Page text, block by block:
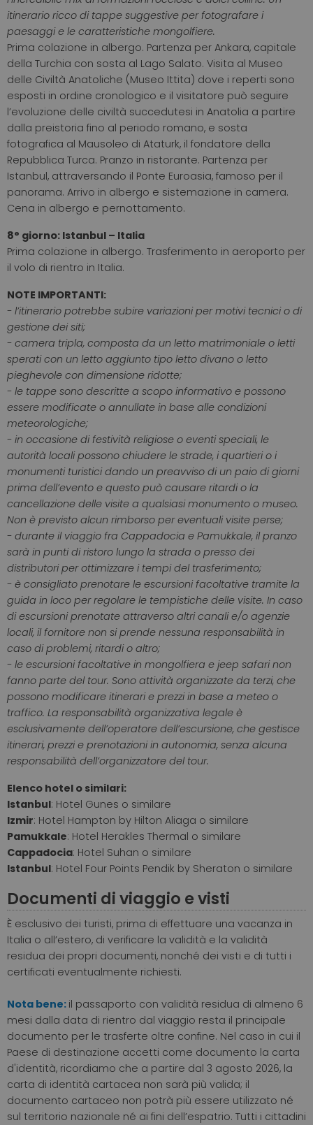
itinerario ricco di tappe suggestive per fotografare i
paesaggi e le caratteristiche mongolfiere.
Prima colazione in albergo. Partenza per Ankara, capitale
della Turchia con sosta al Lago Salato. Visita al Museo
delle Civiltà Anatoliche (Museo Ittita) dove i reperti sono
esposti in ordine cronologico e il visitatore può seguire
l’evoluzione delle civiltà succedutesi in Anatolia a partire
dalla preistoria fino al periodo romano, e sosta
fotografica al Mausoleo di Ataturk, il fondatore della
Repubblica Turca. Pranzo in ristorante. Partenza per
Istanbul, attraversando il Ponte Euroasia, famoso per il
panorama. Arrivo in albergo e sistemazione in camera.
Cena in albergo e pernottamento.
8° giorno: Istanbul – Italia
Prima colazione in albergo. Trasferimento in aeroporto per
il volo di rientro in Italia.
NOTE IMPORTANTI:
- l’itinerario potrebbe subire variazioni per motivi tecnici o di
gestione dei siti;
- camera tripla, composta da un letto matrimoniale o letti
sperati con un letto aggiunto tipo letto divano o letto
pieghevole con dimensione ridotte;
- le tappe sono descritte a scopo informativo e possono
essere modificate o annullate in base alle condizioni
meteorologiche;
- in occasione di festività religiose o eventi speciali, le
autorità locali possono chiudere le strade, i quartieri o i
monumenti turistici dando un preavviso di un paio di giorni
prima dell’evento e questo può causare ritardi o la
cancellazione delle visite a qualsiasi monumento o museo.
Non è previsto alcun rimborso per eventuali visite perse;
- durante il viaggio fra Cappadocia e Pamukkale, il pranzo
sarà in punti di ristoro lungo la strada o presso dei
distributori per ottimizzare i tempi del trasferimento;
- è consigliato prenotare le escursioni facoltative tramite la
guida in loco per regolare le tempistiche delle visite. In caso
di escursioni prenotate attraverso altri canali e/o agenzie
locali, il fornitore non si prende nessuna responsabilità in
caso di problemi, ritardi o altro;
- le escursioni facoltative in mongolfiera e jeep safari non
fanno parte del tour. Sono attività organizzate da terzi, che
possono modificare itinerari e prezzi in base a meteo o
traffico. La responsabilità organizzativa legale è
esclusivamente dell’operatore dell’escursione, che gestisce
itinerari, prezzi e prenotazioni in autonomia, senza alcuna
responsabilità dell’organizzatore del tour.
Elenco hotel o similari:
Istanbul: Hotel Gunes o similare
Izmir: Hotel Hampton by Hilton Aliaga o similare
Pamukkale: Hotel Herakles Thermal o similare
Cappadocia: Hotel Suhan o similare
Istanbul: Hotel Four Points Pendik by Sheraton o similare
Documenti di viaggio e visti
È esclusivo dei turisti, prima di effettuare una vacanza in
Italia o all’estero, di verificare la validità e la validità
residua dei propri documenti, nonché dei visti e di tutti i
certificati eventualmente richiesti.
Nota bene: il passaporto con validità residua di almeno 6
mesi dalla data di rientro dal viaggio resta il principale
documento per le trasferte oltre confine. Nel caso in cui il
Paese di destinazione accetti come documento la carta
d'identità, ricordiamo che a partire dal 3 agosto 2026, la
carta di identità cartacea non sarà più valida; il
documento cartaceo non potrà più essere utilizzato né
sul territorio nazionale né ai fini dell’espatrio. Tutti i cittadini